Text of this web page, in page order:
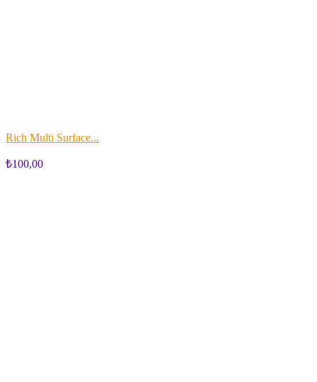
Rich Multi Surface...
₺100,00